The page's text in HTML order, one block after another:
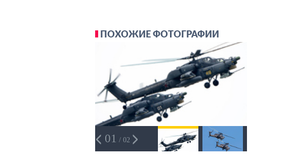
ПОХОЖИЕ ФОТОГРАФИИ
01 / 02